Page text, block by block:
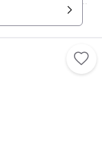
により休業する場
お問合せの上ご来場
です。 ご家族やお
タルできます。 ○お